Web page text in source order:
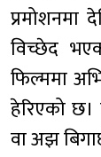
प्रमोशनमा
विच्छेद
फिल्ममा
हेरिएको
वा अझ